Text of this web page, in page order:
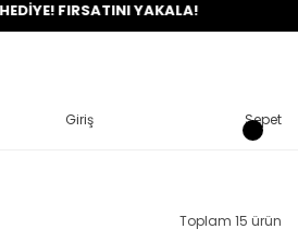
FIRSATINI YAKALA!
Giriş Sepet
Toplam 15 ürün